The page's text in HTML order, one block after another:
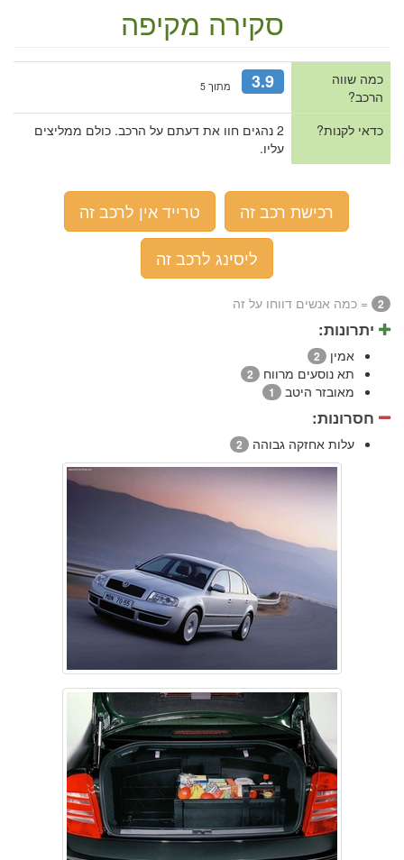
סקירה מקיפה
כמה שווה
הרכב?
3.9 מתוך 5
כדאי לקנות?
2 נהגים חוו את דעתם על הרכב. כולם ממליצים
עליו.
רכישת רכב זה
טרייד אין לרכב זה
ליסינג לרכב זה
2 = כמה אנשים דווחו על זה
יתרונות:
אמין 2
תא נוסעים מרווח 2
מאובזר היטב 1
חסרונות:
עלות אחזקה גבוהה 2